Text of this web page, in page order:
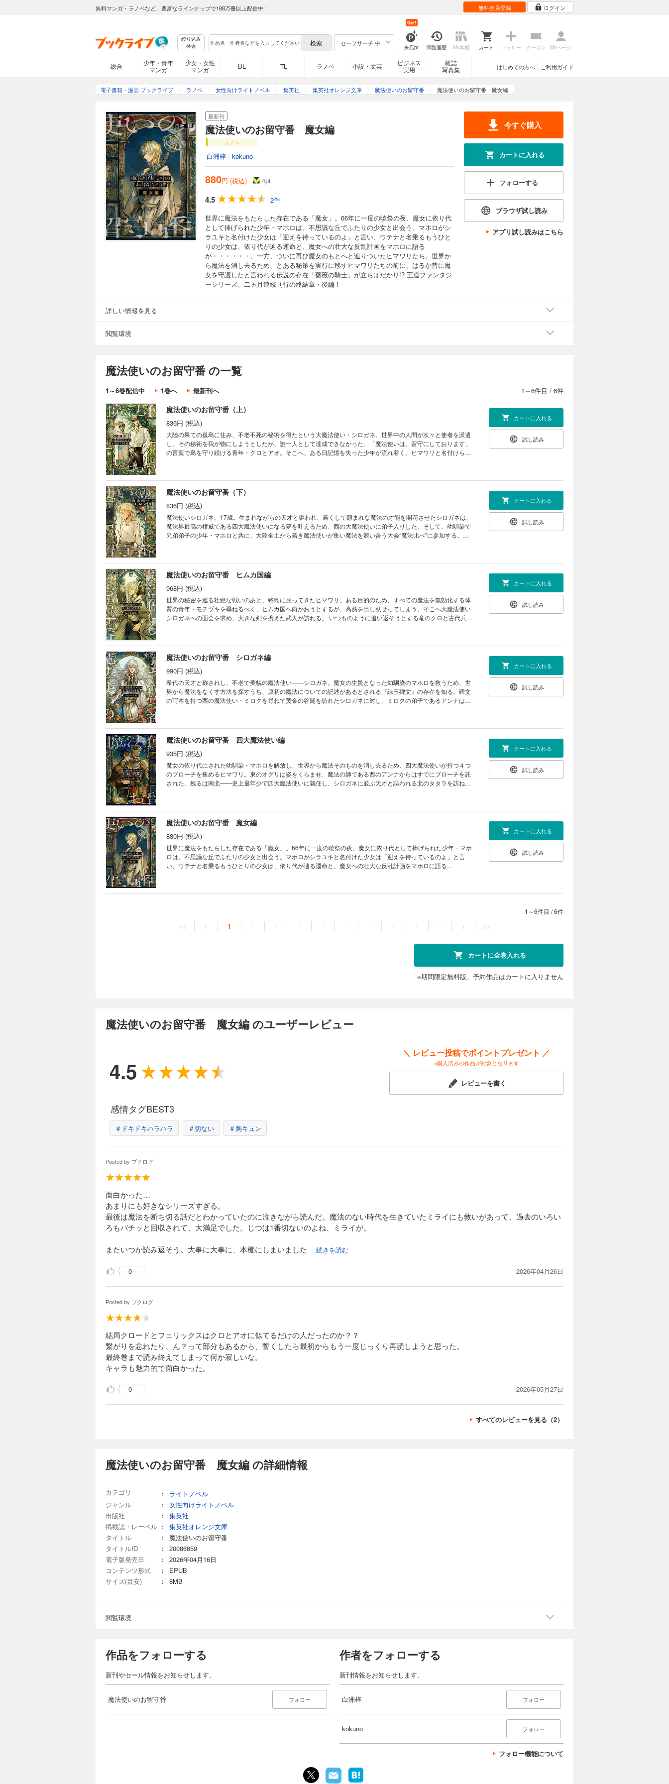
無料マンガ・ラノベなど、豊富なラインナップで188万冊以上配信中！ 無料会員登録 ログイン
絞り込み
検索
セーフサーチ 中
来店pt
Get!
閲覧履歴 My本棚 カート フォロー クーポン Myページ
総合
少年・青年
マンガ
少女・女性
マンガ
BL TL ラノベ 小説・文芸
ビジネス
実用
雑誌
写真集
ご利用ガイド
はじめての方へ
電子書籍・漫画 ブックライブ ラノベ 女性向けライトノベル 集英社 集英社オレンジ文庫 魔法使いのお留守番 魔法使いのお留守番 魔女編
最新刊
魔法使いのお留守番 魔女編
ラノベ
白洲梓 / kokuno
880円 (税込) 4pt
4.5
2件
世界に魔法をもたらした存在である「魔女」。66年に一度の暁祭の夜、魔女に依り代
として捧げられた少年・マホロは、不思議な丘でふたりの少女と出会う。マホロがシ
ラユキと名付けた少女は「迎えを待っているのよ」と言い、ウテナと名乗るもうひと
りの少女は、依り代が辿る運命と、魔女への壮大な反乱計画をマホロに語る
が・・・・・・。一方、ついに再び魔女のもとへと辿りついたヒマワリたち。世界か
ら魔法を消し去るため、とある秘策を実行に移すヒマワリたちの前に、はるか昔に魔
女を守護したと言われる伝説の存在「薔薇の騎士」が立ちはだかり!? 王道ファンタジ
ーシリーズ、二ヵ月連続刊行の終結章・後編！
今すぐ購入
カートに入れる
フォローする
ブラウザ試し読み
アプリ試し読みはこちら
詳しい情報を見る
閲覧環境
魔法使いのお留守番 の一覧
1～6巻配信中 1巻へ 最新刊へ 1～6件目 / 6件
魔法使いのお留守番（上）
836円 (税込)
大陸の果ての孤島に住み、不老不死の秘術を得たという大魔法使い・シロガネ。世界中の人間が次々と使者を派遣
し、その秘術を我が物にしようとしたが、誰一人として達成できなかった。「魔法使いは、留守にしております」
の言葉で島を守り続ける青年・クロとアオ。そこへ、ある日記憶を失った少年が流れ着く。ヒマワリと名付けられ
いの留守を預かる「家族」の、輝く宝物のような日々を描く上巻！
カートに入れる
試し読み
魔法使いのお留守番（下）
836円 (税込)
魔法使いシロガネ、17歳。生まれながらの天才と謳われ、若くして類まれな魔法の才能を開花させたシロガネは、
魔法界最高の権威である四大魔法使いになる夢を叶えるため、西の大魔法使いに弟子入りした。そして、幼馴染で
兄弟弟子の少年・マホロと共に、大陸全土から若き魔法使いが集い魔法を競い合う大会“魔法比べ”に参加する。
の下巻！
カートに入れる
試し読み
魔法使いのお留守番 ヒムカ国編
968円 (税込)
世界の秘密を巡る壮絶な戦いのあと、終島に戻ってきたヒマワリ。ある目的のため、すべての魔法を無効化する体
質の青年・モチヅキを尋ねるべく、ヒムカ国へ向かおうとするが、高熱を出し臥せってしまう。そこへ大魔法使い
シロガネへの面会を求め、大きな剣を携えた武人が訪れる。 いつものように追い返そうとする竜のクロと古代兵器
カートに入れる
試し読み
魔法使いのお留守番 シロガネ編
990円 (税込)
希代の天才と称されし、不老で美貌の魔法使い――シロガネ。魔女の生贄となった幼馴染のマホロを救うため、世
界から魔法をなくす方法を探すうち、原初の魔法についての記述があるとされる『緑玉碑文』の存在を知る。碑文
の写本を持つ西の魔法使い・ミロクを尋ねて黄金の谷間を訪れたシロガネに対し、ミロクの弟子であるアンナは不
カートに入れる
試し読み
魔法使いのお留守番 四大魔法使い編
935円 (税込)
魔女の依り代にされた幼馴染・マホロを解放し、世界から魔法そのものを消し去るため、四大魔法使いが持つ４つ
のブローチを集めるヒマワリ。東のオグリは姿をくらませ、魔法の師である西のアンナからはすでにブローチを託
された。残るは南北――史上最年少で四大魔法使いに就任し、シロガネに並ぶ天才と謳われる北のタタラを訪ね、
てくるが・・・・・・。 竜×兵器×少年の疑似家族が紡ぐ王道ファンタジーシリーズ、終結章・前編！
カートに入れる
試し読み
魔法使いのお留守番 魔女編
880円 (税込)
世界に魔法をもたらした存在である「魔女」。66年に一度の暁祭の夜、魔女に依り代として捧げられた少年・マホ
ロは、不思議な丘でふたりの少女と出会う。マホロがシラユキと名付けた少女は「迎えを待っているのよ」と言
い、ウテナと名乗るもうひとりの少女は、依り代が辿る運命と、魔女への壮大な反乱計画をマホロに語る
はだかり!? 王道ファンタジーシリーズ、二ヵ月連続刊行の終結章・後編！
カートに入れる
試し読み
1～6件目 /6件
<< < 1 ・ ・ ・ ・ ・ ・ ・ ・ ・ > >>
カートに全巻入れる
※期間限定無料版、予約作品はカートに入りません
魔法使いのお留守番 魔女編 のユーザーレビュー
4.5
＼ レビュー投稿でポイントプレゼント ／
※購入済みの作品が対象となります
レビューを書く
感情タグBEST3
＃ドキドキハラハラ ＃切ない ＃胸キュン
Posted by ブクログ
面白かった…
あまりにも好きなシリーズすぎる。
最後は魔法を断ち切る話だとわかっていたのに泣きながら読んだ。魔法のない時代を生きていたミライにも救いがあって、過去のいろい
ろもバチッと回収されて、大満足でした。じつは1番切ないのよね、ミライが。
またいつか読み返そう。大事に大事に、本棚にしまいました ...続きを読む
0 2026年04月26日
Posted by ブクログ
結局クロードとフェリックスはクロとアオに似てるだけの人だったのか？？
繋がりを忘れたり、ん？って部分もあるから、暫くしたら最初からもう一度じっくり再読しようと思った。
最終巻まで読み終えてしまって何か寂しいな。
キャラも魅力的で面白かった。
0 2026年05月27日
すべてのレビューを見る（2）
魔法使いのお留守番 魔女編 の詳細情報
カテゴリ ：
ライトノベル
ジャンル
：
女性向けライトノベル
出版社
：
集英社
掲載誌・レーベル ：
集英社オレンジ文庫
タイトル
：
魔法使いのお留守番
タイトルID
：
20086859
電子版発売日
：
2026年04月16日
コンテンツ形式
：
EPUB
サイズ(目安)
： 8MB
閲覧環境
作品をフォローする
新刊やセール情報をお知らせします。
魔法使いのお留守番 フォロー
作者をフォローする
新刊情報をお知らせします。
白洲梓 フォロー
kokuno フォロー
フォロー機能について